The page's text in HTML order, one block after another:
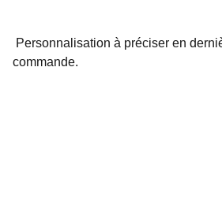
Personnalisation à préciser en
commande.